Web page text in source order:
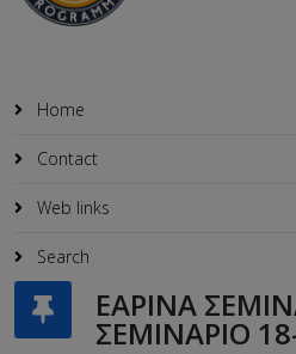
Home
Contact
Web links
Search
ΕΑΡΙΝΑ
ΣΕΜΙΝΑΡΙΟ